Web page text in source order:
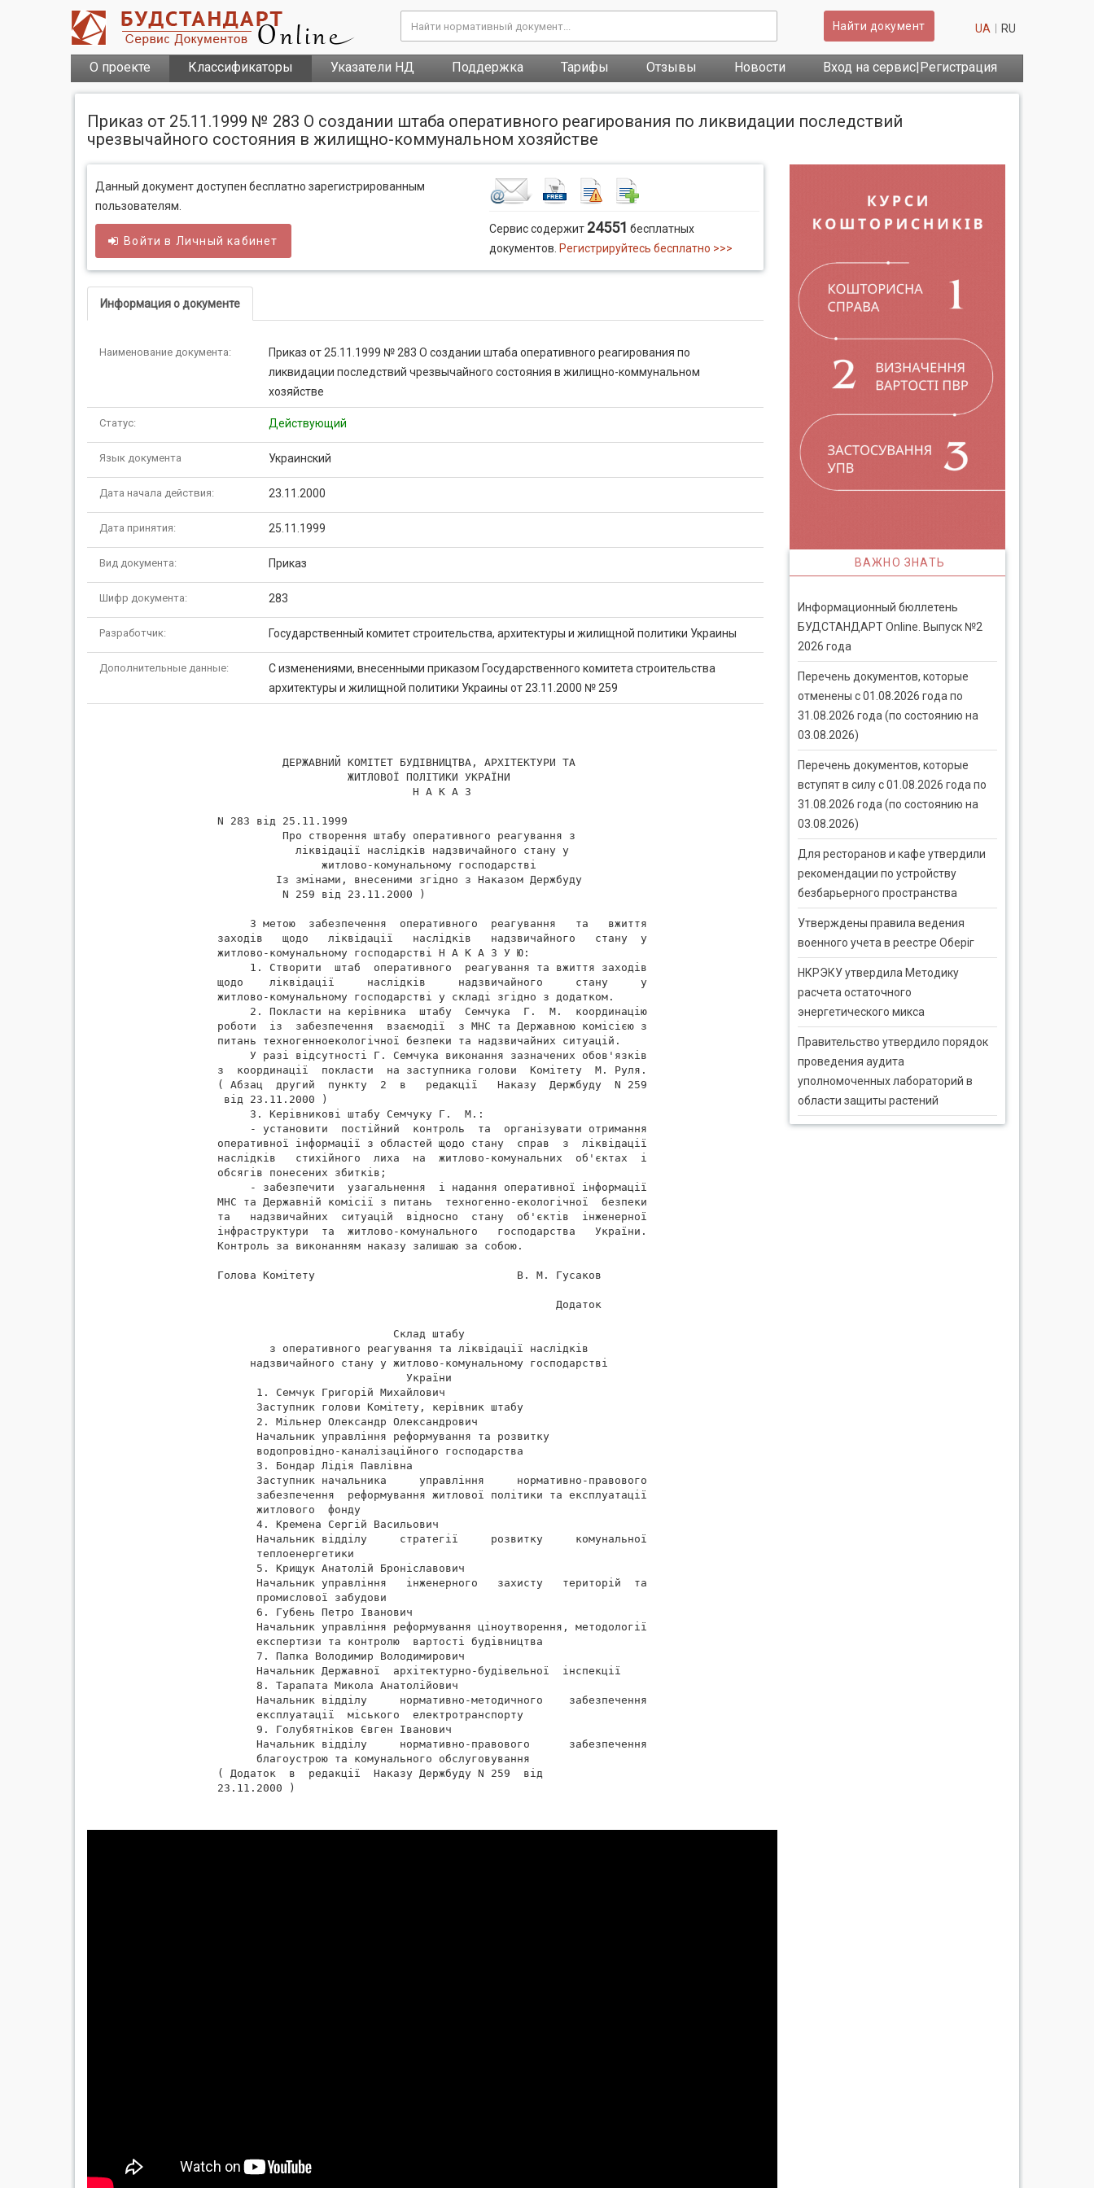
Найти документ UA RU
О проекте Классификаторы Указатели НД Поддержка Тарифы Отзывы Новости Вход на сервис|Регистрация
Приказ от 25.11.1999 № 283 О создании штаба оперативного реагирования по ликвидации последствий
чрезвычайного состояния в жилищно-коммунальном хозяйстве
Данный документ доступен бесплатно зарегистрированным
пользователям.
Войти в Личный кабинет
Сервис содержит 24551 бесплатных
документов. Регистрируйтесь бесплатно >>>
Информация о документе
Наименование документа:
Приказ от 25.11.1999 № 283 О создании штаба оперативного реагирования по
ликвидации последствий чрезвычайного состояния в жилищно-коммунальном
хозяйстве
Статус: Действующий
Язык документа Украинский
Дата начала действия: 23.11.2000
Дата принятия: 25.11.1999
Вид документа: Приказ
Шифр документа: 283
Разработчик: Государственный комитет строительства, архитектуры и жилищной политики Украины
Дополнительные данные:
С изменениями, внесенными приказом Государственного комитета строительства
архитектуры и жилищной политики Украины от 23.11.2000 № 259
          ДЕРЖАВНИЙ КОМІТЕТ БУДІВНИЦТВА, АРХІТЕКТУРИ ТА
                    ЖИТЛОВОЇ ПОЛІТИКИ УКРАЇНИ
                              Н А К А З
N 283 від 25.11.1999
          Про створення штабу оперативного реагування з
            ліквідації наслідків надзвичайного стану у
                житлово-комунальному господарстві
         Із змінами, внесеними згідно з Наказом Держбуду
          N 259 від 23.11.2000 )
     З метою  забезпечення  оперативного  реагування   та   вжиття
заходів   щодо   ліквідації   наслідків   надзвичайного   стану  у
житлово-комунальному господарстві Н А К А З У Ю:
     1. Створити  штаб  оперативного  реагування та вжиття заходів
щодо    ліквідації     наслідків     надзвичайного     стану     у
житлово-комунальному господарстві у складі згідно з додатком.
     2. Покласти на керівника  штабу  Семчука  Г.  М.  координацію
роботи  із  забезпечення  взаємодії  з МНС та Державною комісією з
питань техногенноекологічної безпеки та надзвичайних ситуацій.
     У разі відсутності Г. Семчука виконання зазначених обов'язків
з  координації  покласти  на заступника голови  Комітету  М. Руля.
( Абзац  другий  пункту  2  в   редакції   Наказу  Держбуду  N 259
від 23.11.2000 )
     3. Керівникові штабу Семчуку Г.  М.:
     - установити  постійний  контроль  та  організувати отримання
оперативної інформації з областей щодо стану  справ  з  ліквідації
наслідків   стихійного  лиха  на  житлово-комунальних  об'єктах  і
обсягів понесених збитків;
     - забезпечити  узагальнення  і надання оперативної інформації
МНС та Державній комісії з питань  техногенно-екологічної  безпеки
та   надзвичайних  ситуацій  відносно  стану  об'єктів  інженерної
інфраструктури  та  житлово-комунального   господарства   України.
Контроль за виконанням наказу залишаю за собою.
Голова Комітету                               В. М. Гусаков
                                                    Додаток
                           Склад штабу
        з оперативного реагування та ліквідації наслідків
     надзвичайного стану у житлово-комунальному господарстві
                             України
      1. Семчук Григорій Михайлович
      Заступник голови Комітету, керівник штабу
      2. Мільнер Олександр Олександрович
      Начальник управління реформування та розвитку
      водопровідно-каналізаційного господарства
      3. Бондар Лідія Павлівна
      Заступник начальника     управління     нормативно-правового
      забезпечення  реформування житлової політики та експлуатації
      житлового  фонду
      4. Кремена Сергій Васильович
      Начальник відділу     стратегії     розвитку     комунальної
      теплоенергетики
      5. Крищук Анатолій Броніславович
      Начальник управління   інженерного   захисту   територій  та
      промислової забудови
      6. Губень Петро Іванович
      Начальник управління реформування ціноутворення, методології
      експертизи та контролю  вартості будівництва
      7. Папка Володимир Володимирович
      Начальник Державної  архітектурно-будівельної  інспекції
      8. Тарапата Микола Анатолійович
      Начальник відділу     нормативно-методичного    забезпечення
      експлуатації  міського  електротранспорту
      9. Голубятніков Євген Іванович
      Начальник відділу     нормативно-правового      забезпечення
      благоустрою та комунального обслуговування
( Додаток  в  редакції  Наказу Держбуду N 259  від
23.11.2000 )
ВАЖНО ЗНАТЬ
Информационный бюллетень
БУДСТАНДАРТ Online. Выпуск №2
2026 года
Перечень документов, которые
отменены с 01.08.2026 года по
31.08.2026 года (по состоянию на
03.08.2026)
Перечень документов, которые
вступят в силу с 01.08.2026 года по
31.08.2026 года (по состоянию на
03.08.2026)
Для ресторанов и кафе утвердили
рекомендации по устройству
безбарьерного пространства
Утверждены правила ведения
военного учета в реестре Оберіг
НКРЭКУ утвердила Методику
расчета остаточного
энергетического микса
Правительство утвердило порядок
проведения аудита
уполномоченных лабораторий в
области защиты растений